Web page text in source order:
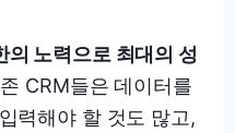
의 노력으로 최대의 성
CRM들은 데이터를
력해야 할 것도 많고,